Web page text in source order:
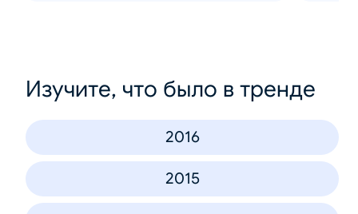
Изучите, что было в тренде
2016
2015